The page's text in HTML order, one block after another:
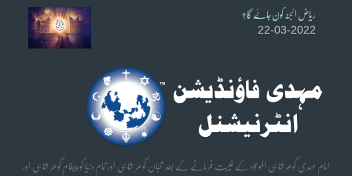
ریاض الجنہ کون جائے گا؟
22-03-2022
امام مہدی گوھر شاہی الموعود کے غیبت فرمانے کے بعد محبان گوھر شاہی اورتمام دنیا کو پیغام گوھر شاہی اور